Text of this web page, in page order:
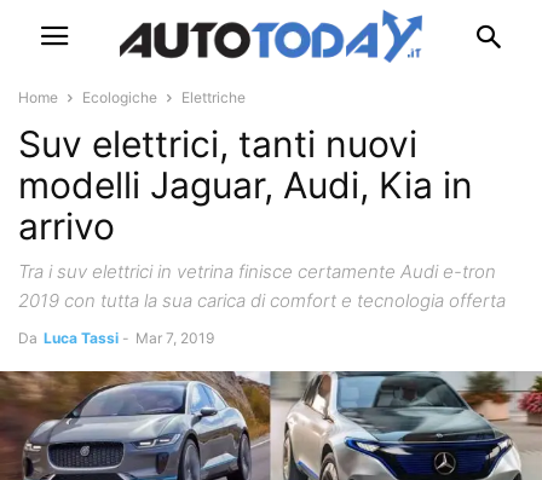
Home Ecologiche Elettriche
Suv elettrici, tanti nuovi
modelli Jaguar, Audi, Kia in
arrivo
Tra i suv elettrici in vetrina finisce certamente Audi e-tron
2019 con tutta la sua carica di comfort e tecnologia offerta
Da Luca Tassi - Mar 7, 2019